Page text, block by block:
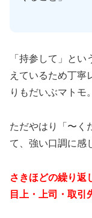
「持参して」と
えているため丁寧
りもだいぶマトモ。
ただやはり「〜く
て、強い口調に感
さきほどの繰り返
目上・上司・取引